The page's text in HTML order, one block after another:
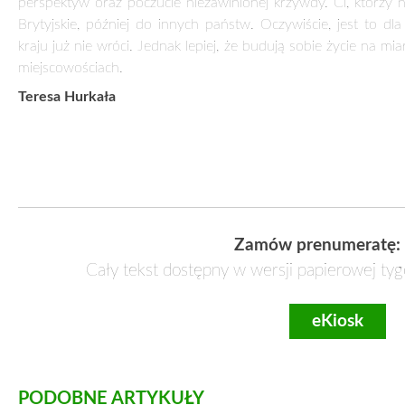
Brytyjskie, później do innych państw. Oczywiście, jest to
kraju już nie wróci. Jednak lepiej, że budują sobie życie na
miejscowościach.
Teresa Hurkała
Zamów prenumeratę:
Cały tekst dostępny w wersji papierowej
eKiosk
PODOBNE ARTYKUŁY